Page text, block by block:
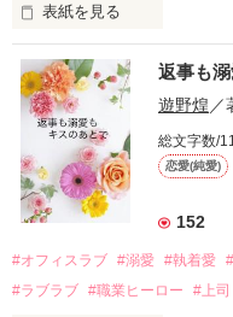
さらに、美桜が初めてだと
『責任をとる、結婚しよ
戸惑う美桜とは裏腹に、
甘やかしてくる。
そんなある日、哲平は美
遭っていることを知る。
美桜を守るため、哲平は
夏木美桜(なつきみお)
鳴海哲平 (なるみてっぺい)
表紙を見る
おかしな噂を流されて前
桜は、海外で傷心旅行を
い、酒の勢いもあり一夜
帰国後、美桜は新しい職
なんと彼の正体は、とあ
れて起業した新進気鋭の
――御影恭司その人だっ
なぜか恭司から飼い猫の
返事も
遊野煌 ／
総文字数/
恋愛(純愛)
152
#オフィスラブ #溺愛 #執着愛
#ラブラブ #職業ヒーロー #上司